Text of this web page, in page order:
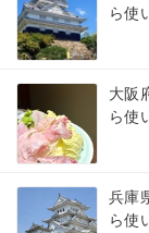
ら使
大阪
ら使
兵庫
ら使